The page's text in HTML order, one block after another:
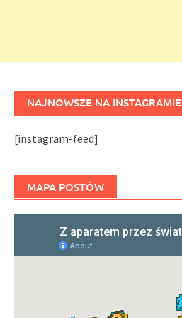
NAJNOWSZE NA INSTAGRAMIE
[instagram-feed]
MAPA POSTÓW